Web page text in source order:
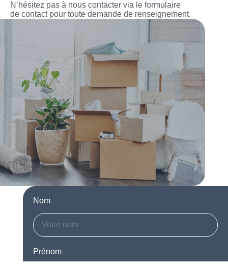
N’hésitez pas à nous contacter via le formulaire
de contact pour toute demande de renseignement.
Nom
Prénom